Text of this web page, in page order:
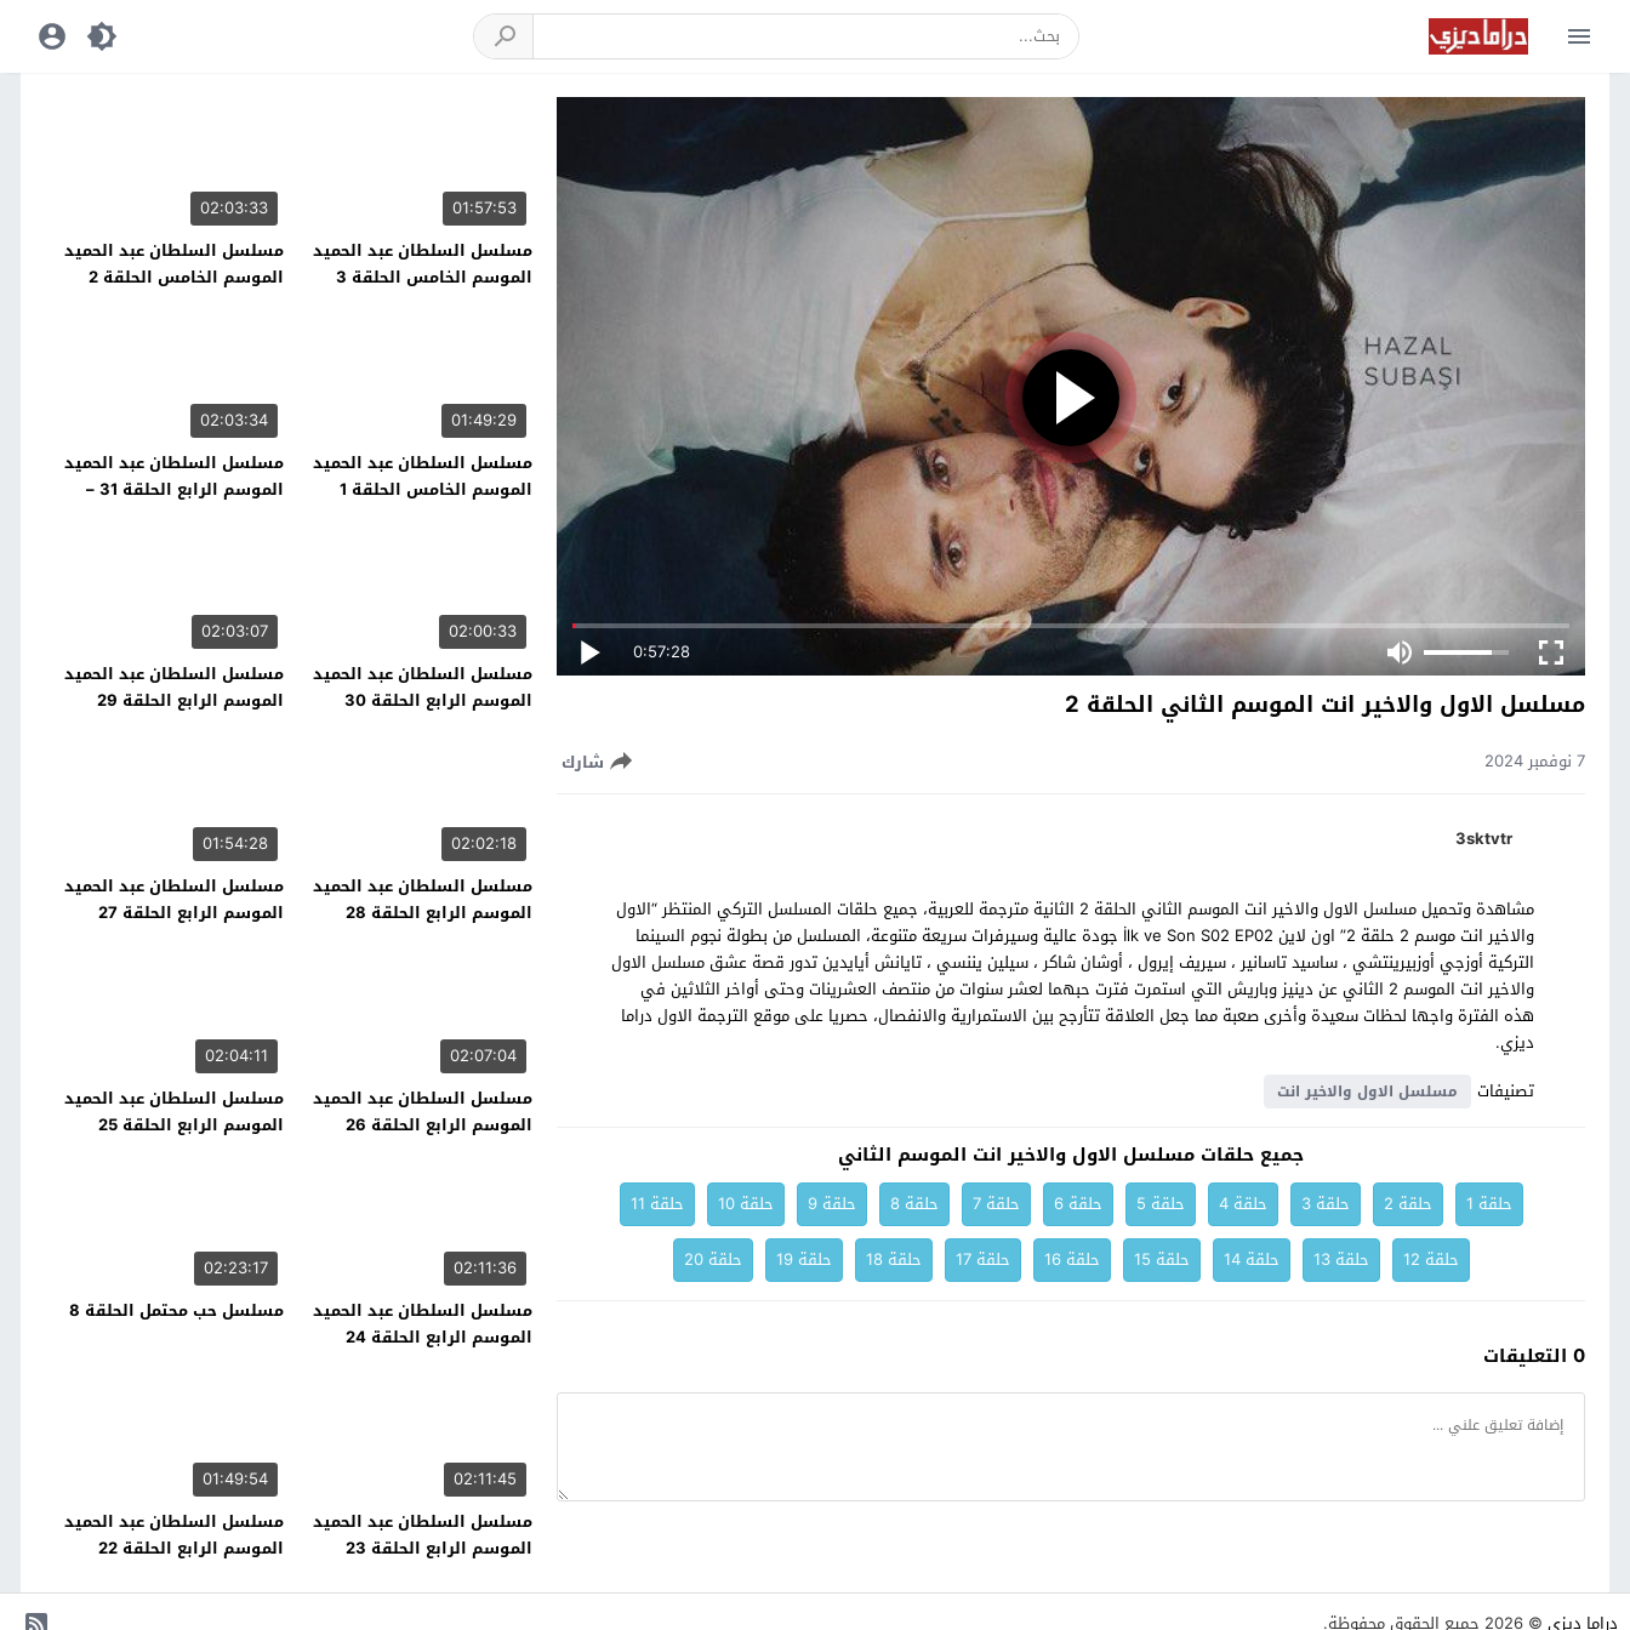
0:57:28
مسلسل الاول والاخير انت الموسم الثاني الحلقة 2
7 نوفمبر 2024 شارك
3sktvtr
مشاهدة وتحميل مسلسل الاول والاخير انت الموسم الثاني الحلقة 2 الثانية مترجمة للعربية، جميع حلقات المسلسل التركي المنتظر “الاول
والاخير انت موسم 2 حلقة 2” اون لاين İlk ve Son S02 EP02 جودة عالية وسيرفرات سريعة متنوعة، المسلسل من بطولة نجوم السينما
التركية أوزجي أوزبيرينتشي ، ساسيد تاسانير ، سيريف إيرول ، أوشان شاكر ، سيلين يننسي ، تايانش أيايدين تدور قصة عشق مسلسل الاول
والاخير انت الموسم 2 الثاني عن دينيز وباريش التي استمرت فترت حبهما لعشر سنوات من منتصف العشرينات وحتى أواخر الثلاثين في
هذه الفترة واجها لحظات سعيدة وأخرى صعبة مما جعل العلاقة تتأرجح بين الاستمرارية والانفصال، حصريا على موقع الترجمة الاول دراما
ديزي.
تصنيفات
مسلسل الاول والاخير انت
جميع حلقات مسلسل الاول والاخير انت الموسم الثاني
حلقة 1 حلقة 2 حلقة 3 حلقة 4 حلقة 5 حلقة 6 حلقة 7 حلقة 8 حلقة 9 حلقة 10
حلقة 11
حلقة 12
حلقة 13 حلقة 14 حلقة 15 حلقة 16 حلقة 17 حلقة 18 حلقة 19 حلقة 20
0 التعليقات
01:57:53
مسلسل السلطان عبد الحميد
الموسم الخامس الحلقة 3
02:03:33
مسلسل السلطان عبد الحميد
الموسم الخامس الحلقة 2
01:49:29
مسلسل السلطان عبد الحميد
الموسم الخامس الحلقة 1
02:03:34
مسلسل السلطان عبد الحميد
الموسم الرابع الحلقة 31 –
02:00:33
مسلسل السلطان عبد الحميد
الموسم الرابع الحلقة 30
02:03:07
مسلسل السلطان عبد الحميد
الموسم الرابع الحلقة 29
02:02:18
مسلسل السلطان عبد الحميد
الموسم الرابع الحلقة 28
01:54:28
مسلسل السلطان عبد الحميد
الموسم الرابع الحلقة 27
02:07:04
مسلسل السلطان عبد الحميد
الموسم الرابع الحلقة 26
02:04:11
مسلسل السلطان عبد الحميد
الموسم الرابع الحلقة 25
02:11:36
مسلسل السلطان عبد الحميد
الموسم الرابع الحلقة 24
02:23:17
مسلسل حب محتمل الحلقة 8
02:11:45
مسلسل السلطان عبد الحميد
الموسم الرابع الحلقة 23
01:49:54
مسلسل السلطان عبد الحميد
الموسم الرابع الحلقة 22
دراما ديزي © 2026 جميع الحقوق محفوظة.